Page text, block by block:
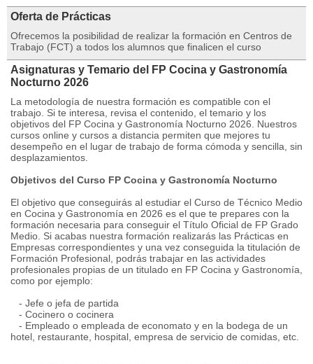
Oferta de Prácticas
Ofrecemos la posibilidad de realizar la formación en Centros de
Trabajo (FCT) a todos los alumnos que finalicen el curso
Asignaturas y Temario del FP Cocina y Gastronomía
Nocturno 2026
La metodología de nuestra formación es compatible con el
trabajo. Si te interesa, revisa el contenido, el temario y los
objetivos del FP Cocina y Gastronomía Nocturno 2026. Nuestros
cursos online y cursos a distancia permiten que mejores tu
desempeño en el lugar de trabajo de forma cómoda y sencilla, sin
desplazamientos.
Objetivos del Curso FP Cocina y Gastronomía Nocturno
El objetivo que conseguirás al estudiar el Curso de Técnico Medio
en Cocina y Gastronomía en 2026 es el que te prepares con la
formación necesaria para conseguir el Título Oficial de FP Grado
Medio. Si acabas nuestra formación realizarás las Prácticas en
Empresas correspondientes y una vez conseguida la titulación de
Formación Profesional, podrás trabajar en las actividades
profesionales propias de un titulado en FP Cocina y Gastronomía,
como por ejemplo:
- Jefe o jefa de partida
- Cocinero o cocinera
- Empleado o empleada de economato y en la bodega de un
hotel, restaurante, hospital, empresa de servicio de comidas, etc.